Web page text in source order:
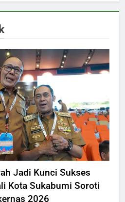
Jadi Kunci Sukses
Kota Sukabumi Soroti
2026